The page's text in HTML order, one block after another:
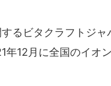
るビタクラフトジ
12月に全国のイオ